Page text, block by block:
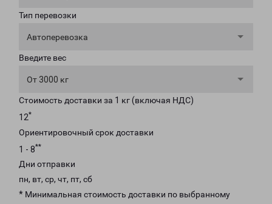
Тип перевозки
Автоперевозка
Введите вес
От 3000 кг
Стоимость доставки за 1 кг (включая НДС)
12*
Ориентировочный срок доставки
1 - 8**
Дни отправки
пн, вт, ср, чт, пт, сб
* Минимальная стоимость доставки по выбранному